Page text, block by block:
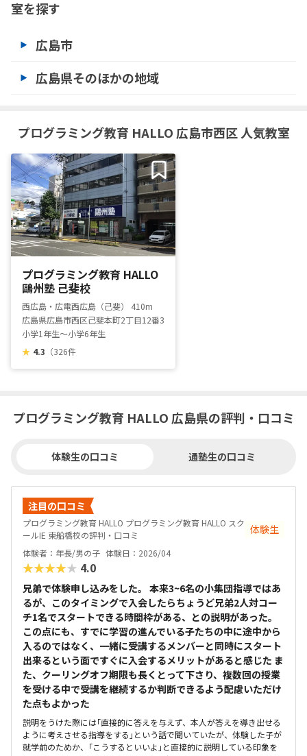
室を探す
広島市
広島県そのほかの地域
プログラミング教育 HALLO 広島市西区 人気教室
プログラミング教育 HALLO
鷗州塾 己斐校
西広島・広電西広島（己斐） 410m
広島県広島市西区己斐本町2丁目12番31号
小学1年生～小学6年生
★ 4.3 （326件
プログラミング教育 HALLO 広島県の評判・口コミ
体験生の口コミ 通塾生の口コミ
注目の口コミ
プログラミング教育 HALLO プログラミング教育 HALLO スク
ールIE 東船橋校の評判・口コミ
体験生
体験者：年長/男の子 体験日：2026/04
★★★★★ 4.0
兄弟で体験申し込みをした。 本来3~6名の小集団指導ではあ
るが、このタイミングで入会したらちょうど兄弟2人対コー
チ1名でスタートできる時間枠がある、との説明があった。
この点にも、すでに学習の進んでいる子たちの中に途中から
入るのではなく、一緒に受講するメンバーと同時にスタート
出来るという面ですぐに入会するメリットがあると感じた ま
た、クーリングオフ期限も長くとって下さり、複数回の授業
を受ける中で受講を継続するか判断できるよう配慮いただけ
た点もよかった
説明をうけた際には｢直接的に答えを与えず、本人が答えを導き出せる
ように考えさせる指導をする｣という話で聞いていたが、体験した子が
就学前のためか、｢こうするといいよ｣と直接的に説明している印象を